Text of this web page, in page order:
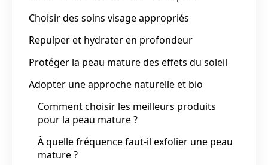
Choisir des soins visage appropriés
Repulper et hydrater en profondeur
Protéger la peau mature des effets du soleil
Adopter une approche naturelle et bio
Comment choisir les meilleurs produits
pour la peau mature ?
À quelle fréquence faut-il exfolier une peau
mature ?